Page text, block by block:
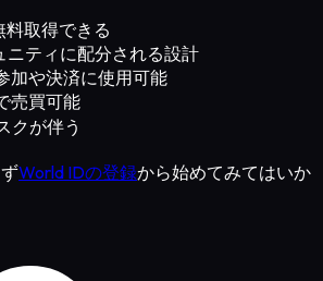
取得できる
ニティに配分される設計
加や決済に使用可能
売買可能
クが伴う
World IDの登録から始めてみてはいか